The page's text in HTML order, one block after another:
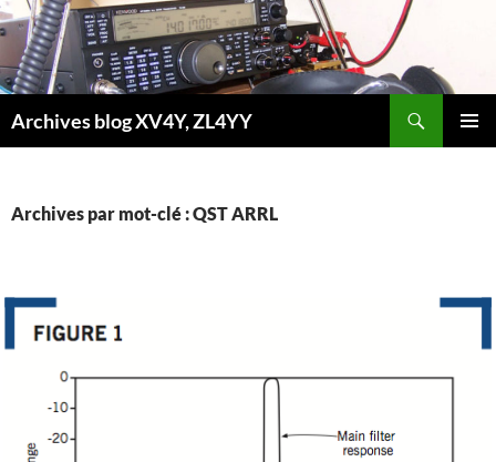
Aller
au
contenu
Archives blog XV4Y, ZL4YY
Archives par mot-clé : QST ARRL